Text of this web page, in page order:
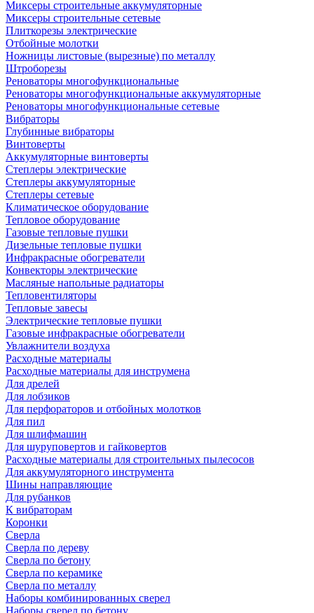
Миксеры строительные аккумуляторные
Миксеры строительные сетевые
Плиткорезы электрические
Отбойные молотки
Ножницы листовые (вырезные) по металлу
Штроборезы
Реноваторы многофункциональные
Реноваторы многофункциональные аккумуляторные
Реноваторы многофункциональные сетевые
Вибраторы
Глубинные вибраторы
Винтоверты
Аккумуляторные винтоверты
Степлеры электрические
Степлеры аккумуляторные
Степлеры сетевые
Климатическое оборудование
Тепловое оборудование
Газовые тепловые пушки
Дизельные тепловые пушки
Инфракрасные обогреватели
Конвекторы электрические
Масляные напольные радиаторы
Тепловентиляторы
Тепловые завесы
Электрические тепловые пушки
Газовые инфракрасные обогреватели
Увлажнители воздуха
Расходные материалы
Расходные материалы для инструмена
Для дрелей
Для лобзиков
Для перфораторов и отбойных молотков
Для пил
Для шлифмашин
Для шуруповертов и гайковертов
Расходные материалы для строительных пылесосов
Для аккумуляторного инструмента
Шины направляющие
Для рубанков
К вибраторам
Коронки
Сверла
Сверла по дереву
Сверла по бетону
Сверла по керамике
Сверла по металлу
Наборы комбинированных сверел
Наборы сверел по бетону